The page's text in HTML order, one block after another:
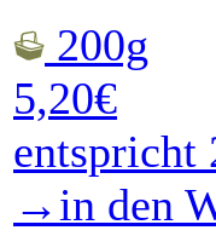
200g
5,20€
entspricht
→in den